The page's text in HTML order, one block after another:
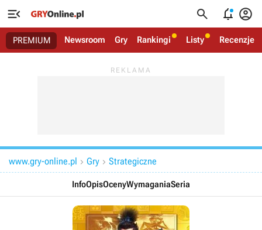
   
PREMIUM Newsroom Gry Rankingi Listy Recenzje
www.gry-online.pl  Gry  Strategiczne
InfoOpisOcenyWymaganiaSeria